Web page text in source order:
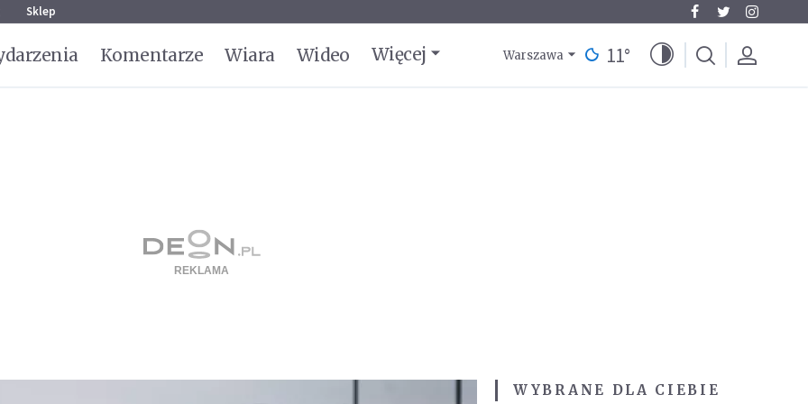
Sklep
Komentarze Wiara Wideo Więcej Warszawa 11°
WYBRANE DLA CIEBIE